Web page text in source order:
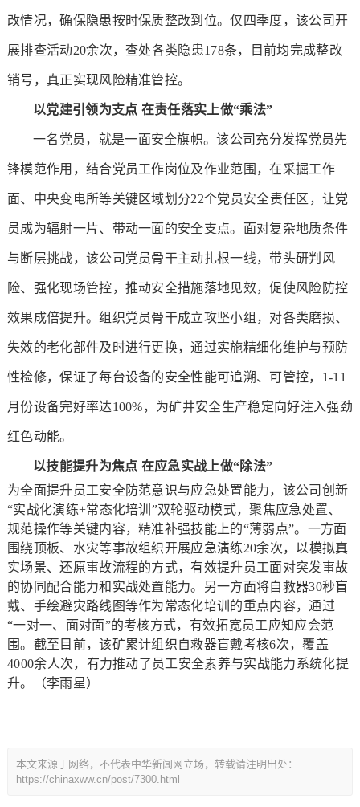
改情况，确保隐患按时保质整改到位。仅四季度，该公司开
展排查活动20余次，查处各类隐患178条，目前均完成整改
销号，真正实现风险精准管控。
以党建引领为支点 在责任落实上做“乘法”
一名党员，就是一面安全旗帜。该公司充分发挥党员先
锋模范作用，结合党员工作岗位及作业范围，在采掘工作
面、中央变电所等关键区域划分22个党员安全责任区，让党
员成为辐射一片、带动一面的安全支点。面对复杂地质条件
与断层挑战，该公司党员骨干主动扎根一线，带头研判风
险、强化现场管控，推动安全措施落地见效，促使风险防控
效果成倍提升。组织党员骨干成立攻坚小组，对各类磨损、
失效的老化部件及时进行更换，通过实施精细化维护与预防
性检修，保证了每台设备的安全性能可追溯、可管控，1-11
月份设备完好率达100%，为矿井安全生产稳定向好注入强劲
红色动能。
以技能提升为焦点 在应急实战上做“除法”
为全面提升员工安全防范意识与应急处置能力，该公司创新
“实战化演练+常态化培训”双轮驱动模式，聚焦应急处置、
规范操作等关键内容，精准补强技能上的“薄弱点”。一方面
围绕顶板、水灾等事故组织开展应急演练20余次，以模拟真
实场景、还原事故流程的方式，有效提升员工面对突发事故
的协同配合能力和实战处置能力。另一方面将自救器30秒盲
戴、手绘避灾路线图等作为常态化培训的重点内容，通过
“一对一、面对面”的考核方式，有效拓宽员工应知应会范
围。截至目前，该矿累计组织自救器盲戴考核6次，覆盖
4000余人次，有力推动了员工安全素养与实战能力系统化提
升。（李雨星）
本文来源于网络，不代表中华新闻网立场，转载请注明出处：
https://chinaxww.cn/post/7300.html